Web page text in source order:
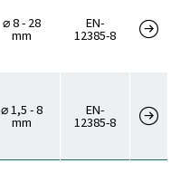
⌀ 8 - 28
mm
EN-
12385-8
⌀ 1,5 - 8
mm
EN-
12385-8